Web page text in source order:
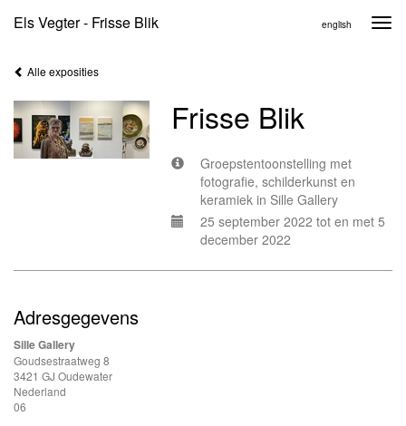
Els Vegter - Frisse Blik english
Alle exposities
Frisse Blik
Groepstentoonstelling met
fotografie, schilderkunst en
keramiek in Sille Gallery
25 september 2022 tot en met 5
december 2022
Adresgegevens
Sille Gallery
Goudsestraatweg 8
3421 GJ Oudewater
Nederland
06